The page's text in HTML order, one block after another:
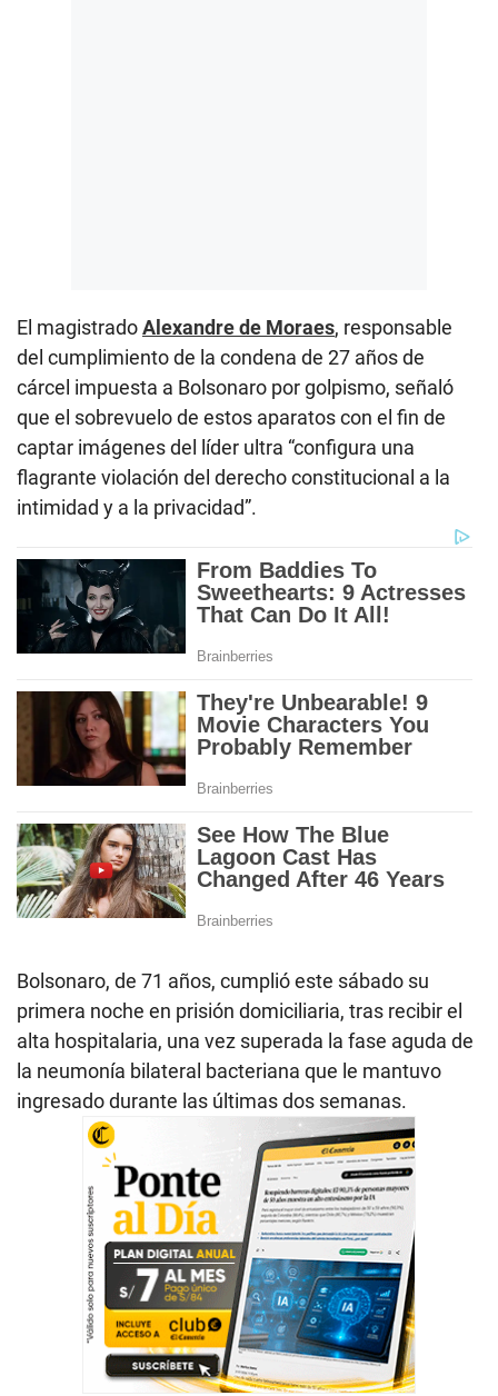
El magistradoAlexandre de Moraes, responsable
del cumplimiento de la condena de 27 años de
cárcel impuesta a Bolsonaro por golpismo, señaló
que el sobrevuelo de estos aparatos con el fin de
captar imágenes del líder ultra “configura una
flagrante violación del derecho constitucional a la
intimidad y a la privacidad”.
Bolsonaro, de 71 años, cumplió este sábado su
primera noche en prisión domiciliaria, tras recibir el
alta hospitalaria, una vez superada la fase aguda de
la neumonía bilateral bacteriana que le mantuvo
ingresado durante las últimas dos semanas.